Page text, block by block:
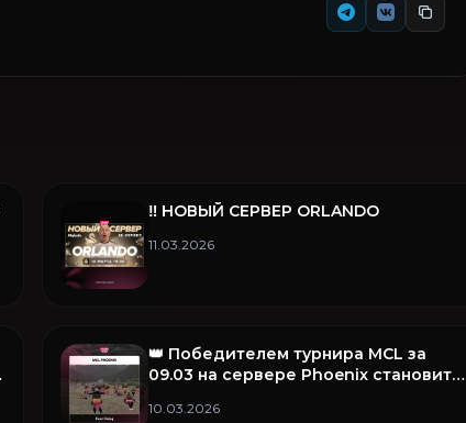
‼️ НОВЫЙ СЕРВЕР ORLANDO
11.03.2026
👑 Победителем турнира MCL за
09.03 на сервере Phoenix становится
10.03.2026